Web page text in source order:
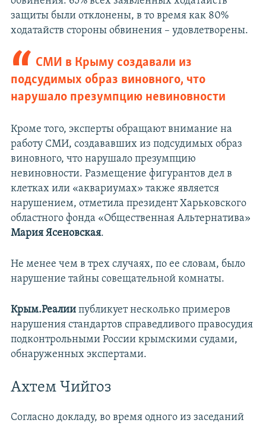
защиты были отклонены, в то время как 80%
ходатайств стороны обвинения – удовлетворены.
СМИ в Крыму создавали из
подсудимых образ виновного, что
нарушало презумпцию невиновности
Кроме того, эксперты обращают внимание на
работу СМИ, создававших из подсудимых образ
виновного, что нарушало презумпцию
невиновности. Размещение фигурантов дел в
клетках или «аквариумах» также является
нарушением, отметила президент Харьковского
областного фонда «Общественная Альтернатива»
Мария Ясеновская.
Не менее чем в трех случаях, по ее словам, было
нарушение тайны совещательной комнаты.
Крым.Реалии публикует несколько примеров
нарушения стандартов справедливого правосудия
подконтрольными России крымскими судами,
обнаруженных экспертами.
Ахтем Чийгоз
Согласно докладу, во время одного из заседаний